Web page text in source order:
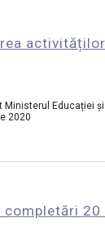
Ministerul Educației
2020
20